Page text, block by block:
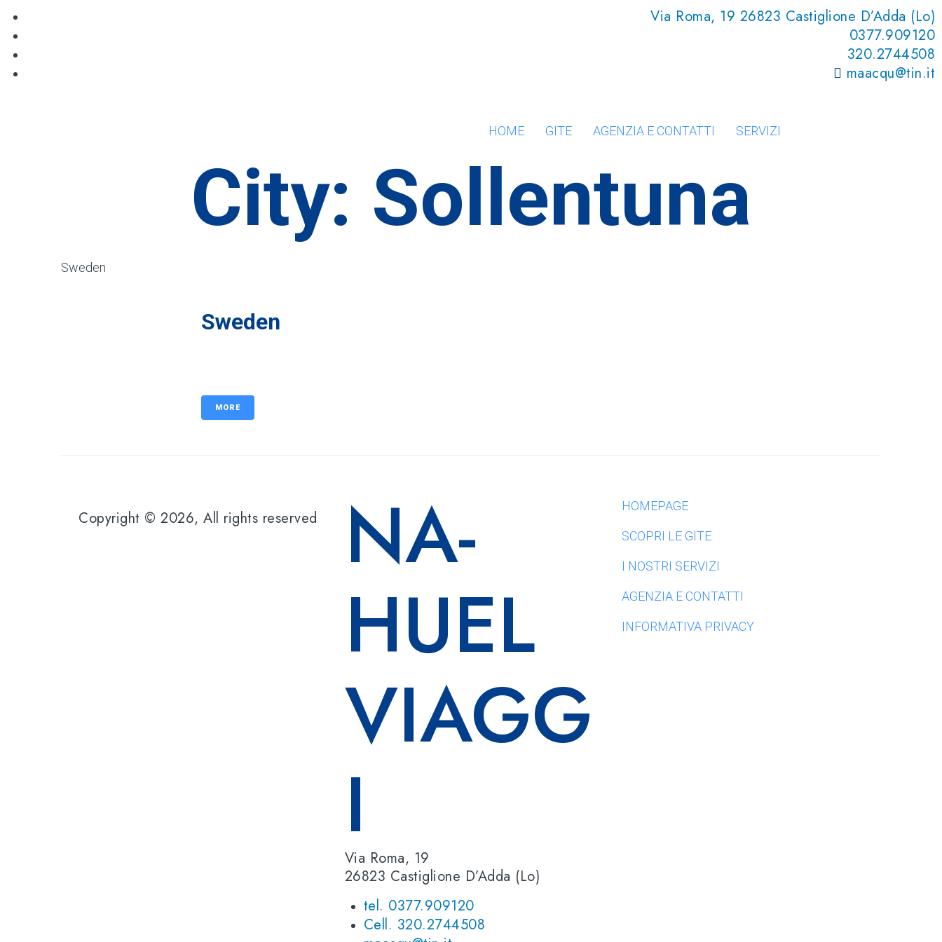
Via Roma, 19 26823 Castiglione D’Adda (Lo)
0377.909120
320.2744508
maacqu@tin.it
HOME GITE AGENZIA E CONTATTI SERVIZI
City: Sollentuna
Sweden
Sweden
MORE
Copyright © 2026, All rights reserved​
NA-
HUEL
VIAGG
I
Via Roma, 19
26823 Castiglione D’Adda (Lo)
tel. 0377.909120
Cell. 320.2744508
HOMEPAGE
SCOPRI LE GITE
I NOSTRI SERVIZI
AGENZIA E CONTATTI
INFORMATIVA PRIVACY